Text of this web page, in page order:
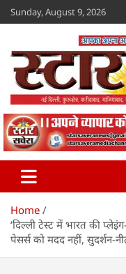
Skip
to
Sunday, August 9, 2026
Star
www.starsavera.com
Home
‘दिल्ली टेस्ट में भारत की
पेसर्स को मदद नहीं, सुदर्शन-